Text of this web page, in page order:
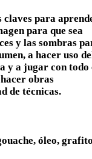
claves para
para que sea
y las sombras
a hacer uso
y a jugar con todo
obras
de técnicas.
óleo,